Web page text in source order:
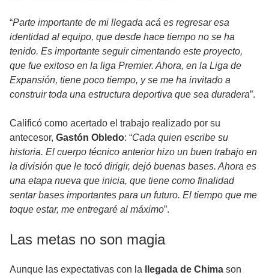
“Parte importante de mi llegada acá es regresar esa
identidad al equipo, que desde hace tiempo no se ha
tenido. Es importante seguir cimentando este proyecto,
que fue exitoso en la liga Premier. Ahora, en la Liga de
Expansión, tiene poco tiempo, y se me ha invitado a
construir toda una estructura deportiva que sea duradera”.
Calificó como acertado el trabajo realizado por su
antecesor, Gastón Obledo: “Cada quien escribe su
historia. El cuerpo técnico anterior hizo un buen trabajo en
la división que le tocó dirigir, dejó buenas bases. Ahora es
una etapa nueva que inicia, que tiene como finalidad
sentar bases importantes para un futuro. El tiempo que me
toque estar, me entregaré al máximo”.
Las metas no son magia
Aunque las expectativas con la llegada de Chima son